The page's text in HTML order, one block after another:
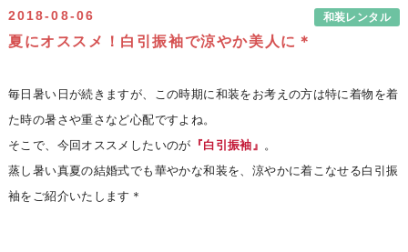
2018-08-06 和装レンタル
夏にオススメ！白引振袖で涼やか美人に＊
毎日暑い日が続きますが、この時期に和装をお考えの方は特に着物を着
た時の暑さや重さなど心配ですよね。
そこで、今回オススメしたいのが 『白引振袖』 。
蒸し暑い真夏の結婚式でも華やかな和装を、涼やかに着こなせる白引振
袖をご紹介いたします＊